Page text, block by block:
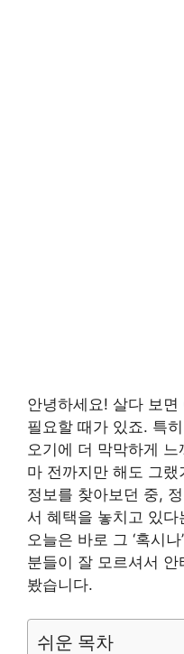
안녕하세요! 살다 보
필요할 때가 있죠. 특
오기에 더 막막하게
마 전까지만 해도 그
정보를 찾아보던 중,
서 혜택을 놓치고 있
오늘은 바로 그 ‘혹시
분들이 잘 모르셔서
봤습니다.
쉬운 목차